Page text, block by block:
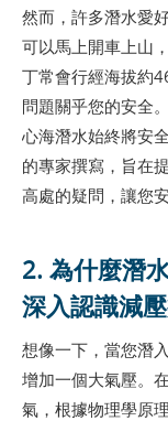
然而，許多潛水愛
可以馬上開車上山
丁常會行經海拔約
問題關乎您的安全。
心海潛水始終將安
的專家撰寫，旨在
高處的疑問，讓您
2. 為什麼潛
深入認識減
想像一下，當您潛
增加一個大氣壓。
氣，根據物理學原